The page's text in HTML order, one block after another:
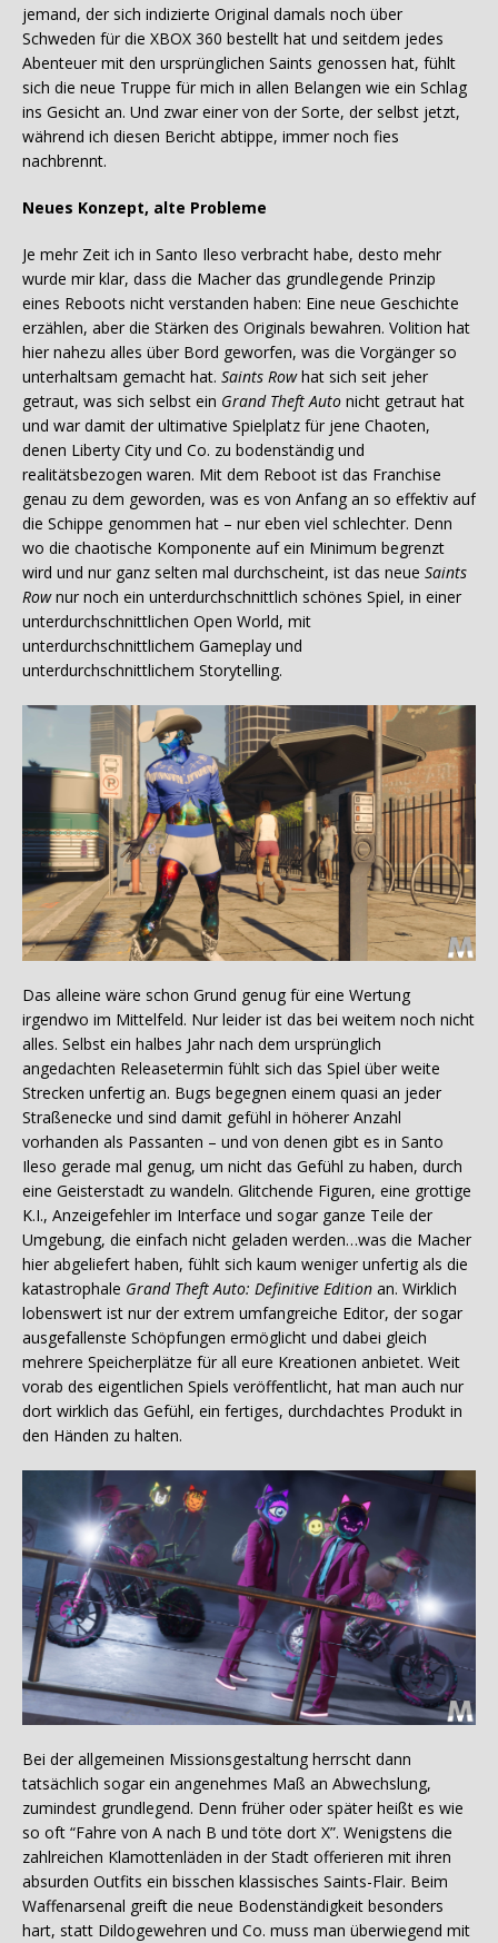
jemand, der sich indizierte Original damals noch über
Schweden für die XBOX 360 bestellt hat und seitdem jedes
Abenteuer mit den ursprünglichen Saints genossen hat, fühlt
sich die neue Truppe für mich in allen Belangen wie ein Schlag
ins Gesicht an. Und zwar einer von der Sorte, der selbst jetzt,
während ich diesen Bericht abtippe, immer noch fies
nachbrennt.
Neues Konzept, alte Probleme
Je mehr Zeit ich in Santo Ileso verbracht habe, desto mehr
wurde mir klar, dass die Macher das grundlegende Prinzip
eines Reboots nicht verstanden haben: Eine neue Geschichte
erzählen, aber die Stärken des Originals bewahren. Volition hat
hier nahezu alles über Bord geworfen, was die Vorgänger so
unterhaltsam gemacht hat. Saints Rowhat sich seit jeher
getraut, was sich selbst ein Grand Theft Auto nicht getraut hat
und war damit der ultimative Spielplatz für jene Chaoten,
denen Liberty City und Co. zu bodenständig und
realitätsbezogen waren. Mit dem Reboot ist das Franchise
genau zu dem geworden, was es von Anfang an so effektiv auf
die Schippe genommen hat – nur eben viel schlechter. Denn
wo die chaotische Komponente auf ein Minimum begrenzt
wird und nur ganz selten mal durchscheint, ist das neue Saints
Rownur noch ein unterdurchschnittlich schönes Spiel, in einer
unterdurchschnittlichen Open World, mit
unterdurchschnittlichem Gameplay und
unterdurchschnittlichem Storytelling.
Das alleine wäre schon Grund genug für eine Wertung
irgendwo im Mittelfeld. Nur leider ist das bei weitem noch nicht
alles. Selbst ein halbes Jahr nach dem ursprünglich
angedachten Releasetermin fühlt sich das Spiel über weite
Strecken unfertig an. Bugs begegnen einem quasi an jeder
Straßenecke und sind damit gefühl in höherer Anzahl
vorhanden als Passanten – und von denen gibt es in Santo
Ileso gerade mal genug, um nicht das Gefühl zu haben, durch
eine Geisterstadt zu wandeln. Glitchende Figuren, eine grottige
K.I., Anzeigefehler im Interface und sogar ganze Teile der
Umgebung, die einfach nicht geladen werden…was die Macher
hier abgeliefert haben, fühlt sich kaum weniger unfertig als die
katastrophale Grand Theft Auto: Definitive Edition an. Wirklich
lobenswert ist nur der extrem umfangreiche Editor, der sogar
ausgefallenste Schöpfungen ermöglicht und dabei gleich
mehrere Speicherplätze für all eure Kreationen anbietet. Weit
vorab des eigentlichen Spiels veröffentlicht, hat man auch nur
dort wirklich das Gefühl, ein fertiges, durchdachtes Produkt in
den Händen zu halten.
Bei der allgemeinen Missionsgestaltung herrscht dann
tatsächlich sogar ein angenehmes Maß an Abwechslung,
zumindest grundlegend. Denn früher oder später heißt es wie
so oft “Fahre von A nach B und töte dort X”. Wenigstens die
zahlreichen Klamottenläden in der Stadt offerieren mit ihren
absurden Outfits ein bisschen klassisches Saints-Flair. Beim
Waffenarsenal greift die neue Bodenständigkeit besonders
hart, statt Dildogewehren und Co. muss man überwiegend mit